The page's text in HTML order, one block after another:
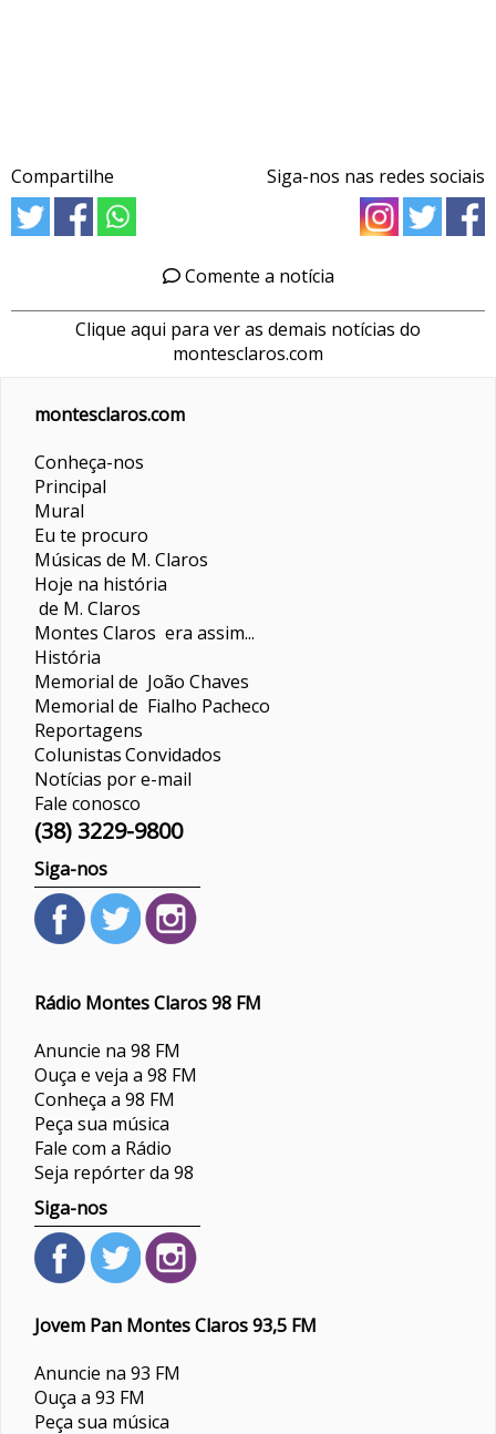
Compartilhe Siga-nos nas redes sociais
Comente a notícia
Clique aqui para ver as demais notícias do
montesclaros.com
montesclaros.com
Conheça-nos
Principal
Mural
Eu te procuro
Músicas de M. Claros
Hoje na história
de M. Claros
Montes Claros era assim...
História
Memorial de João Chaves
Memorial de Fialho Pacheco
Reportagens
ColunistasConvidados
Notícias por e-mail
Fale conosco
(38) 3229-9800
Siga-nos
Rádio Montes Claros 98 FM
Anuncie na 98 FM
Ouça e veja a 98 FM
Conheça a 98 FM
Peça sua música
Fale com a Rádio
Seja repórter da 98
Siga-nos
Jovem Pan Montes Claros 93,5 FM
Anuncie na 93 FM
Ouça a 93 FM
Peça sua música